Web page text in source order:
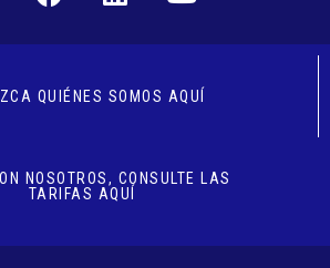
QUIÉNES SOMOS AQUÍ
NOSOTROS, CONSULTE LAS
TARIFAS AQUÍ